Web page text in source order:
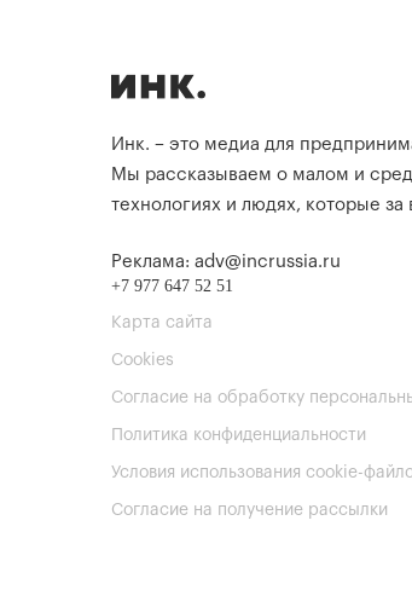
Инк. – это медиа для
Мы рассказываем о малом и
технологиях и людях, которые за
Реклама: adv@incrussia.ru
+7 977 647 52 51
Карта сайта
Cookies
Согласие на обработку
Политика конфиденциальности
Условия использования cookie-
Согласие на получение рассылки